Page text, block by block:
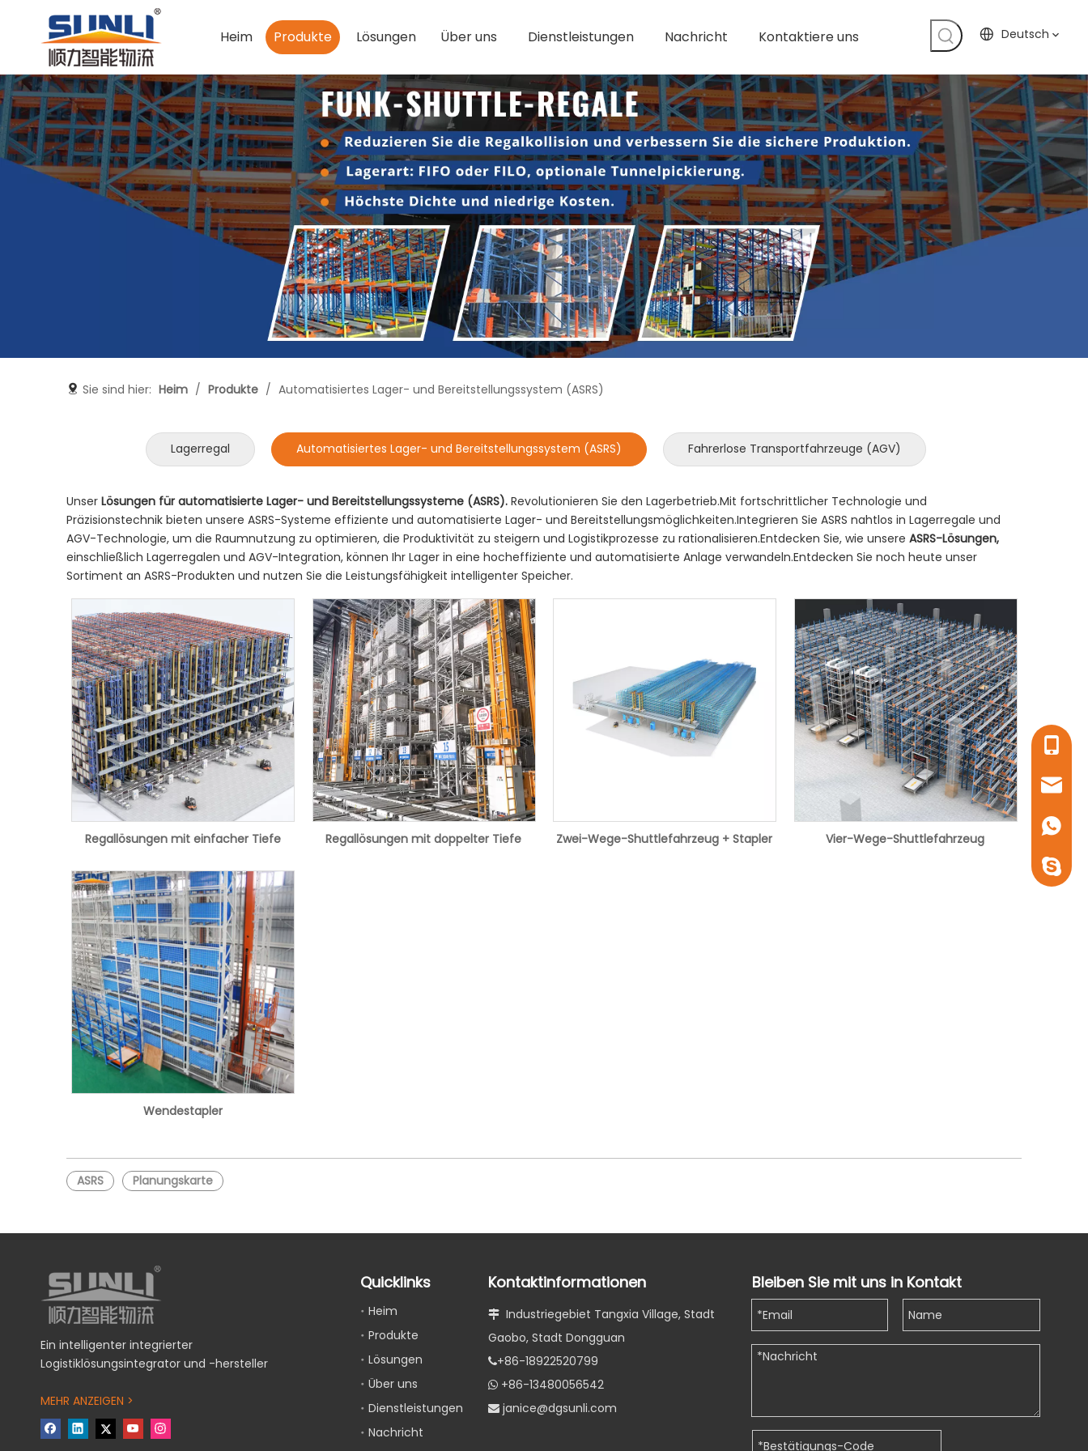
Heim Produkte Lösungen Über uns Dienstleistungen Nachricht Kontaktiere uns Deutsch
Sie sind hier: Heim / Produkte / Automatisiertes Lager- und Bereitstellungssystem (ASRS)
Lagerregal Automatisiertes Lager- und Bereitstellungssystem (ASRS) Fahrerlose Transportfahrzeuge (AGV)
Unser Lösungen für automatisierte Lager- und Bereitstellungssysteme (ASRS). Revolutionieren Sie den Lagerbetrieb.Mit fortschrittlicher Technologie und
Präzisionstechnik bieten unsere ASRS-Systeme effiziente und automatisierte Lager- und Bereitstellungsmöglichkeiten.Integrieren Sie ASRS nahtlos in Lagerregale und
AGV-Technologie, um die Raumnutzung zu optimieren, die Produktivität zu steigern und Logistikprozesse zu rationalisieren.Entdecken Sie, wie unsere ASRS-Lösungen,
einschließlich Lagerregalen und AGV-Integration, können Ihr Lager in eine hocheffiziente und automatisierte Anlage verwandeln.Entdecken Sie noch heute unser
Sortiment an ASRS-Produkten und nutzen Sie die Leistungsfähigkeit intelligenter Speicher.
Regallösungen mit einfacher Tiefe Regallösungen mit doppelter Tiefe Zwei-Wege-Shuttlefahrzeug + Stapler Vier-Wege-Shuttlefahrzeug
Wendestapler
ASRS Planungskarte
Ein intelligenter integrierter
Logistiklösungsintegrator und -hersteller
MEHR ANZEIGEN >
Quicklinks
Heim
Produkte
Lösungen
Über uns
Dienstleistungen
Nachricht
Kontaktinformationen
 Industriegebiet Tangxia Village, Stadt
Gaobo, Stadt Dongguan
+86-18922520799
+86-13480056542
 janice@dgsunli.com
+86-
+86-
+86-
Bleiben Sie mit uns in Kontakt